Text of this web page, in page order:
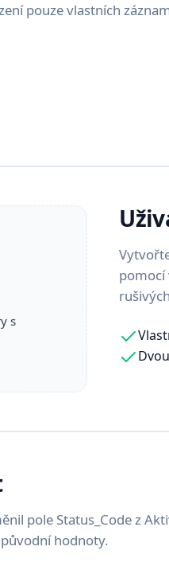
pouze vlastních
pomocí
s
pole Status_Code z
hodnoty.